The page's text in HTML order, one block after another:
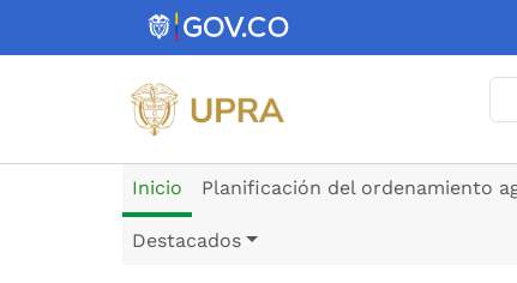
Pasar al contenido principal
Inicio Planificación del ordenamiento
Destacados